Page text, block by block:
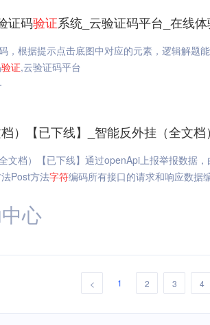
证码验证系统_云验证码平台_在线
，根据提示点击底图中对应的元素，逻辑解
验证,云验证码平台
）【已下线】_智能反外挂（全文
文档）【已下线】通过openApi上报举报数据
Post方法字符编码所有接口的请求和响应数据
心
< 1 2 3 4